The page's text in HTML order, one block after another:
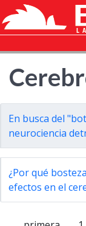
En busca del
neurociencia
¿Por qué
efectos en el